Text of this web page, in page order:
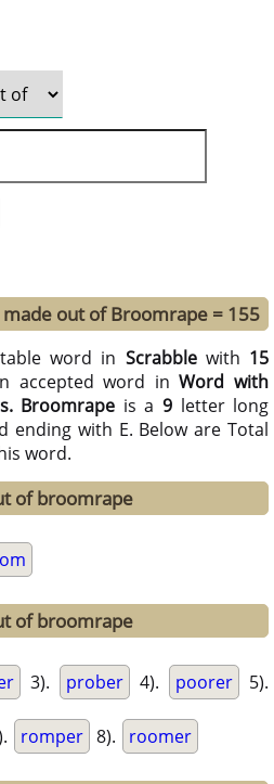
out of Broomrape = 155
word in Scrabblewith 15
accepted word inWord with
Broomrape is a 9letter long
ending with E. Below are Total
word.
of broomrape
of broomrape
3). prober 4). poorer 5).
romper 8). roomer